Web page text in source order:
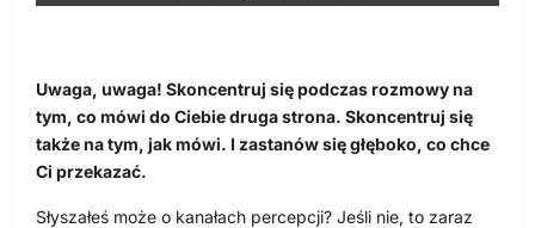
Uwaga, uwaga! Skoncentruj się podczas rozmowy na
tym, co mówi do Ciebie druga strona. Skoncentruj się
także na tym, jak mówi. I zastanów się głęboko, co chce
Ci przekazać.
Słyszałeś może o kanałach percepcji? Jeśli nie, to zaraz